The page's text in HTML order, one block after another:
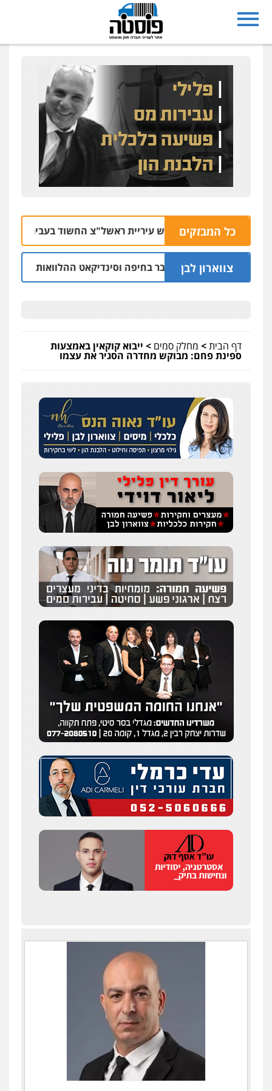
כל המבזקים
מעצר סגן ראש עיריית ראשל"צ החשוד בעבירות מין
צווארון לבן
יו"ר ש"ס לשעבר בחיפה וסינדיקאט ההלוואות של משפחת
דף הבית> מחלק סמים > ייבוא קוקאין באמצעות
ספינת פחם: מבוקש מחדרה הסגיר את עצמו
פלילי כלכלי אלימות סמים מעצרים
0525544654
שני אלגרבלי – משרד עורכי דין
עורכי דין לענייני אסירים
0507120031
עו"ד רונן בנדל
משפט פלילי פשיעה חמורה פלילי